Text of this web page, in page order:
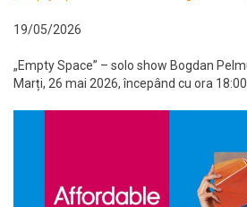
19/05/2026
„Empty Space” – solo show Bogdan
Marți, 26 mai 2026, începând cu ora 18:00,